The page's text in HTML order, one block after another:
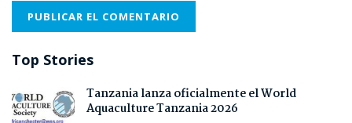
Top Stories
Tanzania lanza oficialmente el World
Aquaculture Tanzania 2026